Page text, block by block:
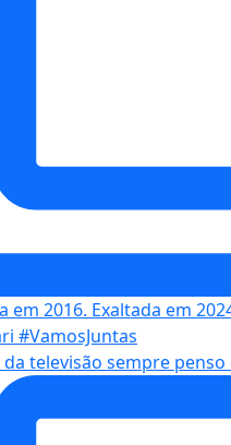
televisão sempre penso